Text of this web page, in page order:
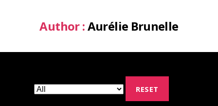
Author :Aurélie Brunelle
RESET